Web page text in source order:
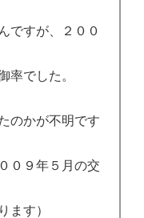
ですが、２００
率でした。
のかが不明です
０９年５月の交
ます）